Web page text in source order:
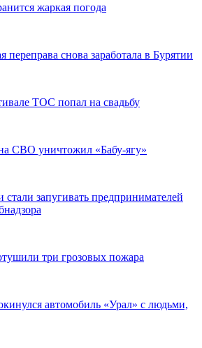
жаркая погода
переправа снова заработала в Бурятии
ТОС попал на свадьбу
СВО уничтожил «Бабу-ягу»
запугивать предпринимателей
три грозовых пожара
автомобиль «Урал» с людьми,